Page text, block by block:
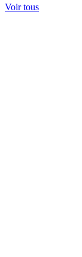
Voir tous